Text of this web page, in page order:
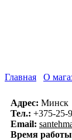
Главная О
Адрес: Минск
Тел.: +375-25-
Email:
Время работы